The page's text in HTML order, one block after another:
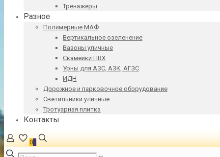
Тренажеры
Разное
Полимерные МАФ
Вертикальное озеленение
Вазоны уличные
Скамейки ПВХ
Урны для АЗС, АЗК, АГЗС
ИДН
Дорожное и парковочное оборудование
Светильники уличные
Тротуарная плитка
Контакты
00